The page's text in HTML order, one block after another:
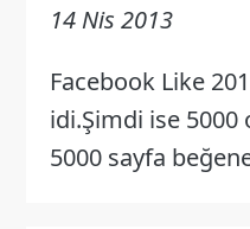
14 Nis 2013
Facebook Like
idi.Şimdi ise 5000
5000 sayfa